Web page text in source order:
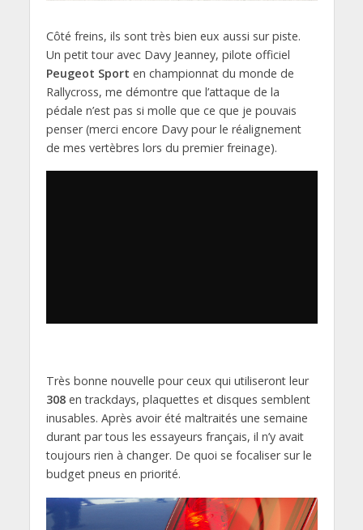
Côté freins, ils sont très bien eux aussi sur piste.
Un petit tour avec Davy Jeanney, pilote officiel
Peugeot Sport en championnat du monde de
Rallycross, me démontre que l’attaque de la
pédale n’est pas si molle que ce que je pouvais
penser (merci encore Davy pour le réalignement
de mes vertèbres lors du premier freinage).
Très bonne nouvelle pour ceux qui utiliseront leur
308en trackdays, plaquettes et disques semblent
inusables. Après avoir été maltraités une semaine
durant par tous les essayeurs français, il n’y avait
toujours rien à changer. De quoi se focaliser sur le
budget pneus en priorité.